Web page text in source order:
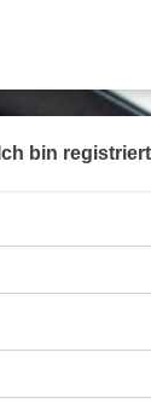
Ich bin registriert